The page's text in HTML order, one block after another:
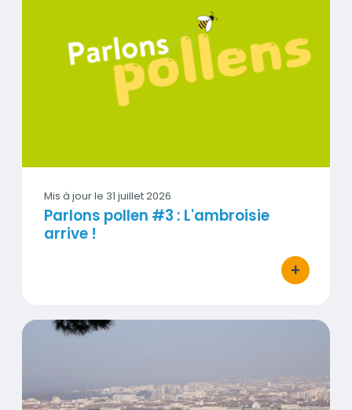
Mis à jour le 31 juillet 2026
Parlons pollen #3 : L'ambroisie
arrive !
+
bouton
Actualisation de la Carte Stratégique Air régionale